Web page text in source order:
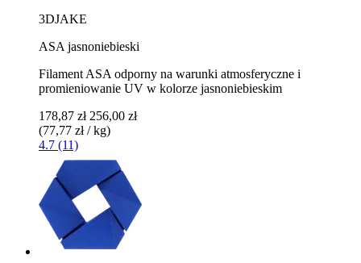
3DJAKE
ASA jasnoniebieski
Filament ASA odporny na warunki atmosferyczne i
promieniowanie UV w kolorze jasnoniebieskim
178,87 zł 256,00 zł
(77,77 zł / kg)
4.7 (11)